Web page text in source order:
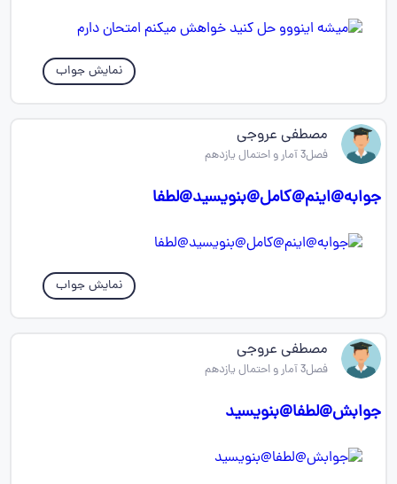
نمایش جواب
مصطفی عروجی
فصل3 آمار و احتمال یازدهم
جوابه@اینم@کامل@بنویسید@لطفا
نمایش جواب
مصطفی عروجی
فصل3 آمار و احتمال یازدهم
جوابش@لطفا@بنویسید